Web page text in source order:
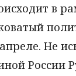
в
Не
России